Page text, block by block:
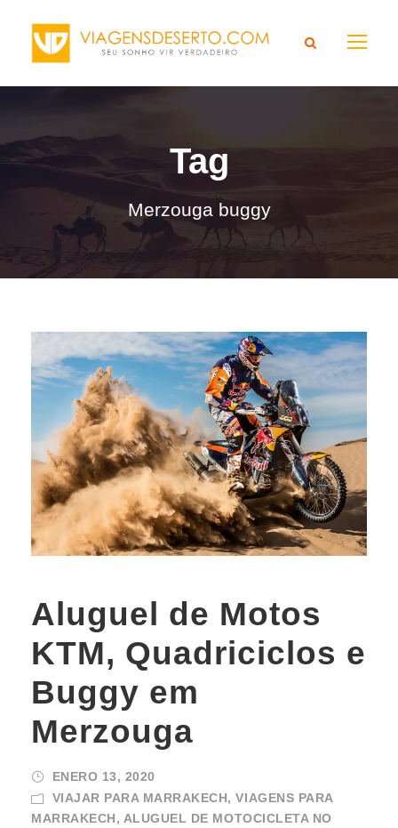
Tag
Merzouga buggy
Aluguel de Motos
KTM, Quadriciclos e
Buggy em
Merzouga
ENERO 13, 2020
VIAJAR PARA MARRAKECH, VIAGENS PARA
MARRAKECH, ALUGUEL DE MOTOCICLETA NO